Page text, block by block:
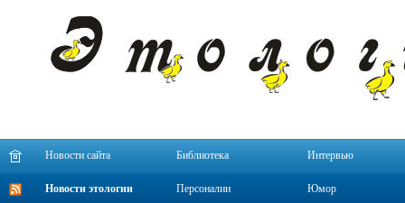
Новости сайта Библиотека Интервью
Новости этологии Персоналии Юмор